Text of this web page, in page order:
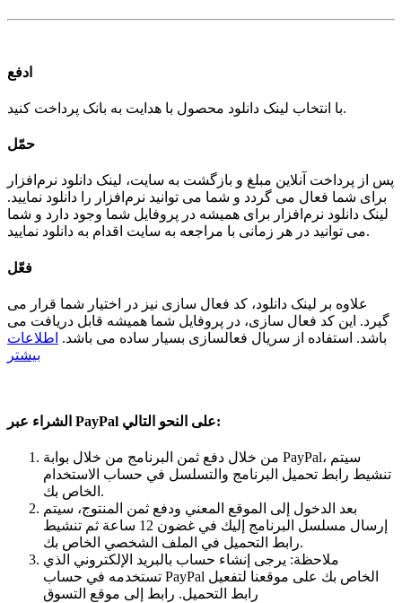
ادفع
با انتخاب لینک دانلود محصول با هدایت به بانک پرداخت کنید.
حمّل
پس از پرداخت آنلاین مبلغ و بازگشت به سایت، لینک دانلود نرم‌افزار
برای شما فعال می گردد و شما می توانید نرم‌افزار را دانلود نمایید.
لینک دانلود نرم‌افزار برای همیشه در پروفایل شما وجود دارد و شما
می توانید در هر زمانی با مراجعه به سایت اقدام به دانلود نمایید.
فعّل
علاوه بر لینک دانلود، کد فعال سازی نیز در اختیار شما قرار می
گیرد. این کد فعال سازی، در پروفایل شما همیشه قابل دریافت می
باشد. استفاده از سریال فعالسازی بسیار ساده می باشد. اطلاعات
بیشتر
الشراء عبر PayPal على النحو التالي:
من خلال دفع ثمن البرنامج من خلال بوابة PayPal، سيتم
تنشيط رابط تحميل البرنامج والتسلسل في حساب الاستخدام
الخاص بك.
بعد الدخول إلى الموقع المعني ودفع ثمن المنتوج، سيتم
إرسال مسلسل البرنامج إليك في غضون 12 ساعة ثم تنشيط
رابط التحميل في الملف الشخصي الخاص بك.
ملاحظة: يرجى إنشاء حساب بالبريد الإلكتروني الذي
تستخدمه في حساب PayPal الخاص بك على موقعنا لتفعيل
رابط التحميل. رابط إلى موقع التسوق